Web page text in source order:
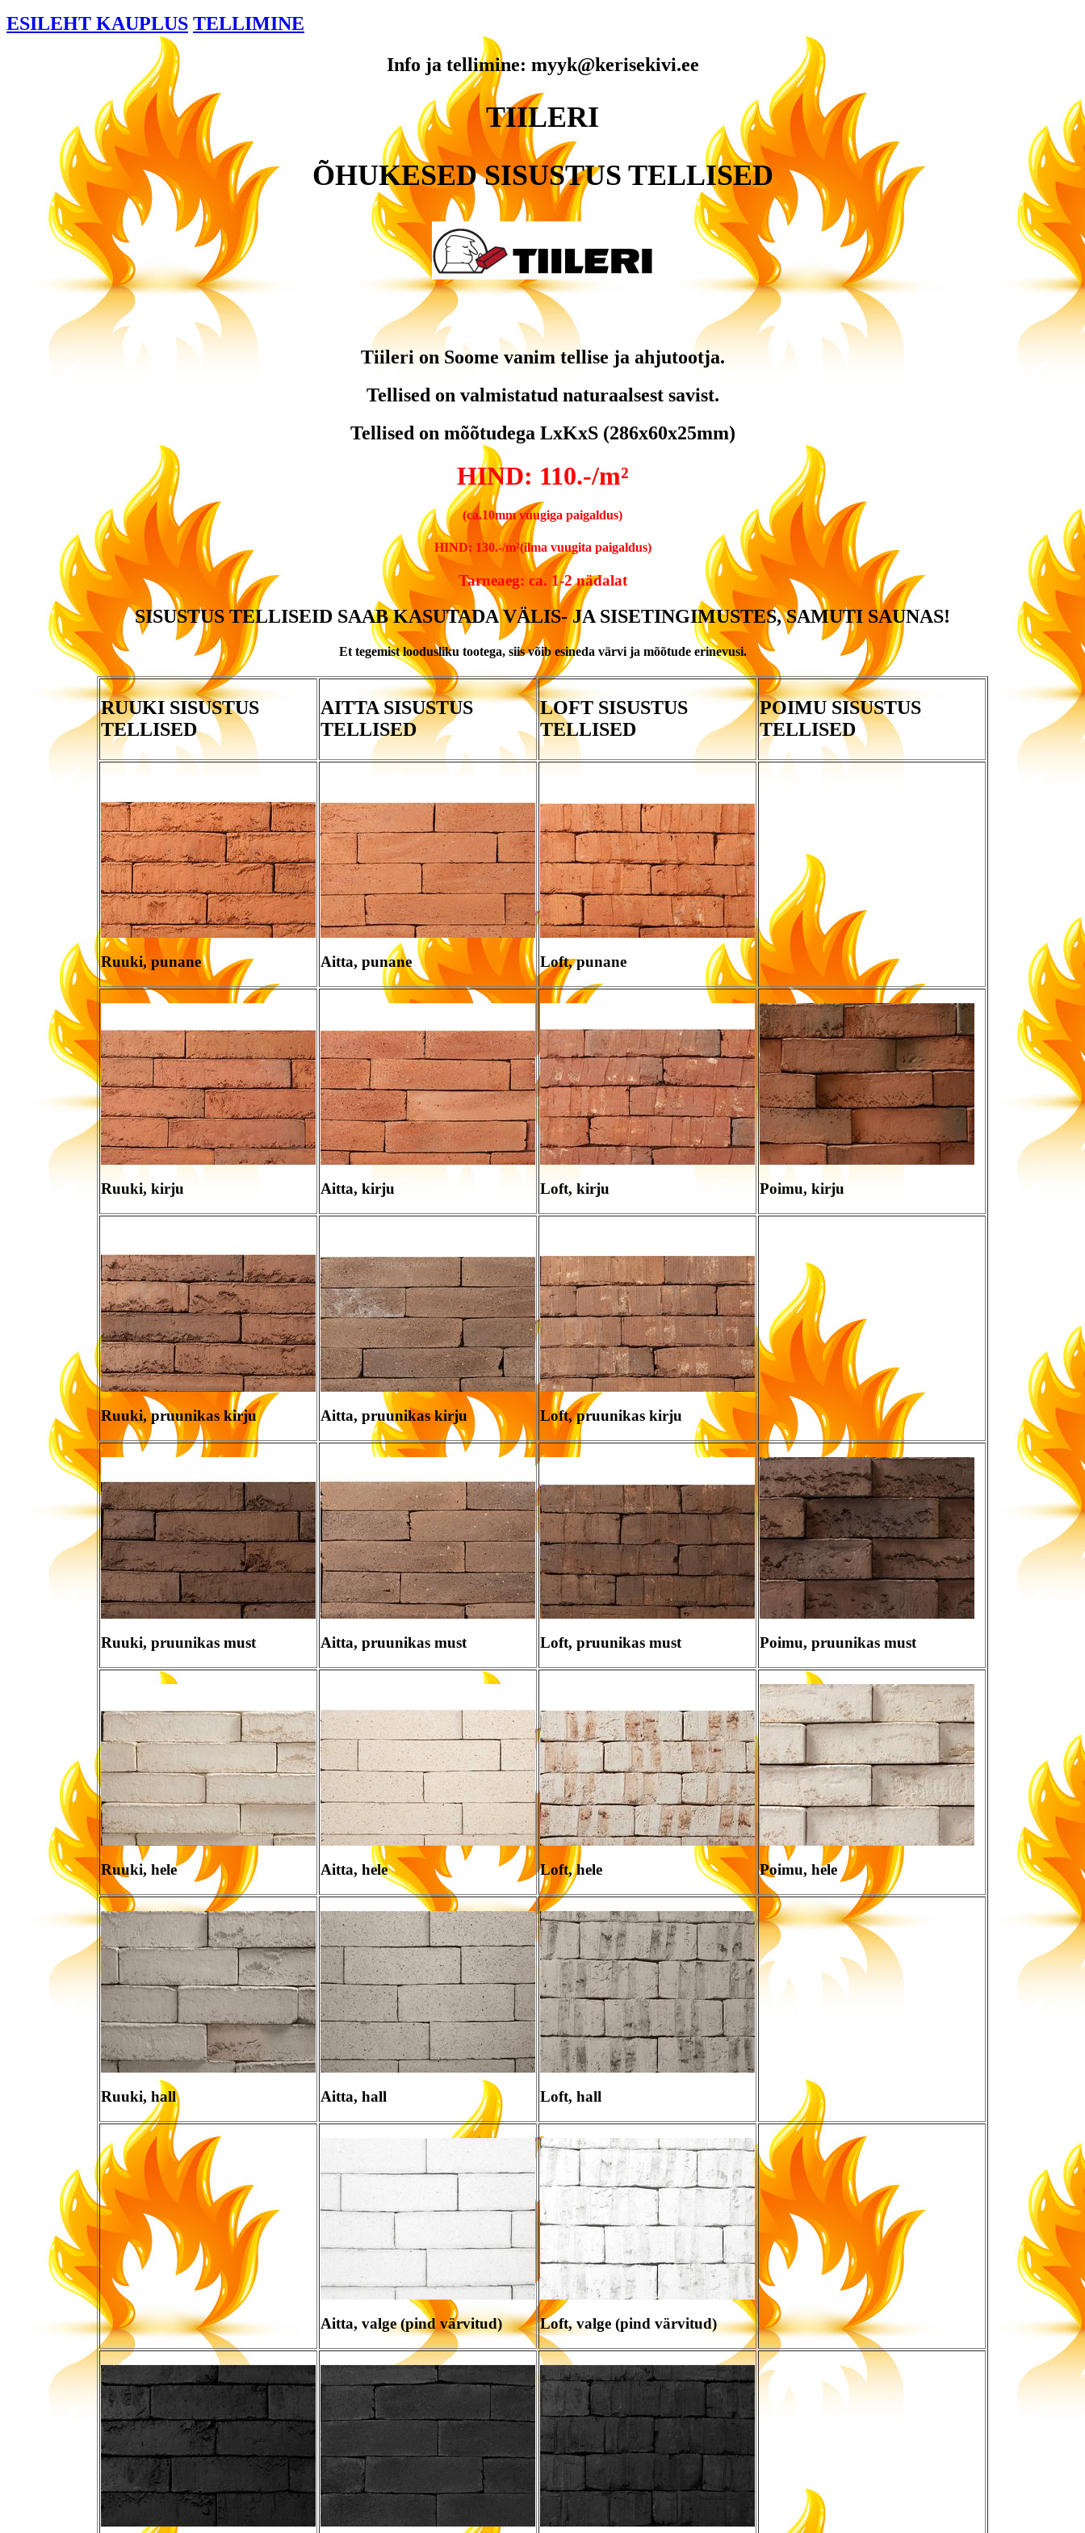
ESILEHT KAUPLUS TELLIMINE
Info ja tellimine: myyk@kerisekivi.ee
TIILERI
ÕHUKESED SISUSTUS TELLISED
Tiileri on Soome vanim tellise ja ahjutootja.
Tellised on valmistatud naturaalsest savist.
Tellised on mõõtudega LxKxS (286x60x25mm)
HIND: 110.-/m²
(ca.10mm vuugiga paigaldus)
HIND: 130.-/m²(ilma vuugita paigaldus)
Tarneaeg: ca. 1-2 nädalat
SISUSTUS TELLISEID SAAB KASUTADA VÄLIS- JA SISETINGIMUSTES, SAMUTI SAUNAS!
Et tegemist loodusliku tootega, siis võib esineda värvi ja mõõtude erinevusi.
RUUKI SISUSTUS
TELLISED
AITTA SISUSTUS
TELLISED
LOFT SISUSTUS
TELLISED
POIMU SISUSTUS
TELLISED
Ruuki, punane Aitta, punane Loft, punane
Ruuki, kirju Aitta, kirju Loft, kirju Poimu, kirju
Ruuki, pruunikas kirju Aitta, pruunikas kirju Loft, pruunikas kirju
Ruuki, pruunikas must Aitta, pruunikas must Loft, pruunikas must Poimu, pruunikas must
Ruuki, hele Aitta, hele Loft, hele Poimu, hele
Ruuki, hall Aitta, hall Loft, hall
Aitta, valge (pind värvitud) Loft, valge (pind värvitud)